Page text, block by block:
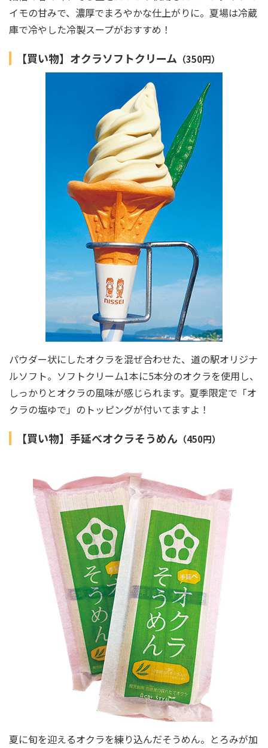
イモの甘みで、濃厚でまろやかな仕上がりに。夏場は冷蔵
庫で冷やした冷製スープがおすすめ！
【買い物】オクラソフトクリーム （350円）
パウダー状にしたオクラを混ぜ合わせた、道の駅オリジナ
ルソフト。ソフトクリーム1本に5本分のオクラを使用し、
しっかりとオクラの風味が感じられます。夏季限定で「オ
クラの塩ゆで」のトッピングが付いてますよ！
【買い物】手延べオクラそうめん （450円）
夏に旬を迎えるオクラを練り込んだそうめん。とろみが加